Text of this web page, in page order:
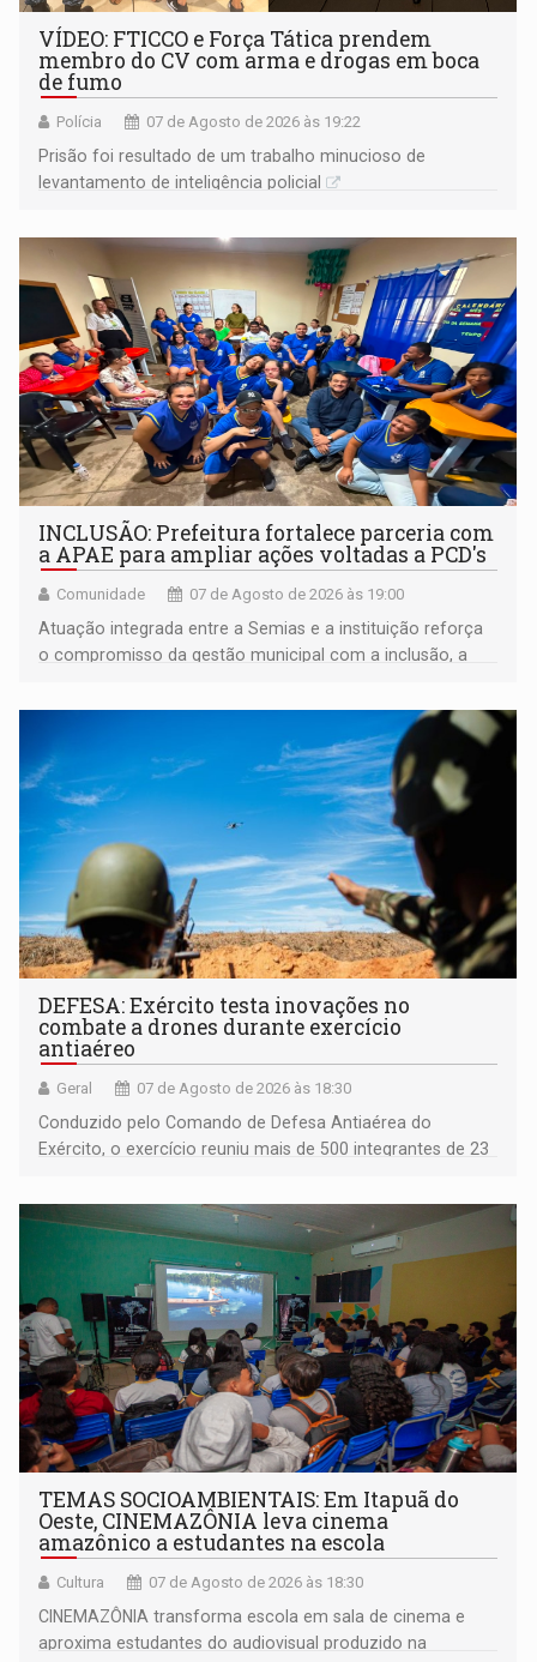
VÍDEO: FTICCO e Força Tática prendem
membro do CV com arma e drogas em boca
de fumo
Polícia 07 de Agosto de 2026 às 19:22
Prisão foi resultado de um trabalho minucioso de
levantamento de inteligência policial
INCLUSÃO: Prefeitura fortalece parceria com
a APAE para ampliar ações voltadas a PCD's
Comunidade 07 de Agosto de 2026 às 19:00
Atuação integrada entre a Semias e a instituição reforça
o compromisso da gestão municipal com a inclusão, a
DEFESA: Exército testa inovações no
combate a drones durante exercício
antiaéreo
Geral 07 de Agosto de 2026 às 18:30
Conduzido pelo Comando de Defesa Antiaérea do
Exército, o exercício reuniu mais de 500 integrantes de 23
TEMAS SOCIOAMBIENTAIS: Em Itapuã do
Oeste, CINEMAZÔNIA leva cinema
amazônico a estudantes na escola
Cultura 07 de Agosto de 2026 às 18:30
CINEMAZÔNIA transforma escola em sala de cinema e
aproxima estudantes do audiovisual produzido na